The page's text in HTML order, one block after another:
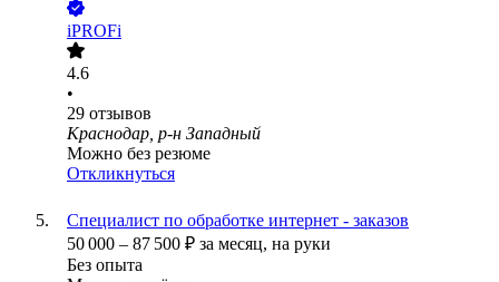
iPROFi
4.6
•
29 отзывов
Краснодар, р-н Западный
Можно без резюме
Откликнуться
Специалист по обработке интернет - заказов
50 000 – 87 500 ₽ за месяц, на руки
Без опыта